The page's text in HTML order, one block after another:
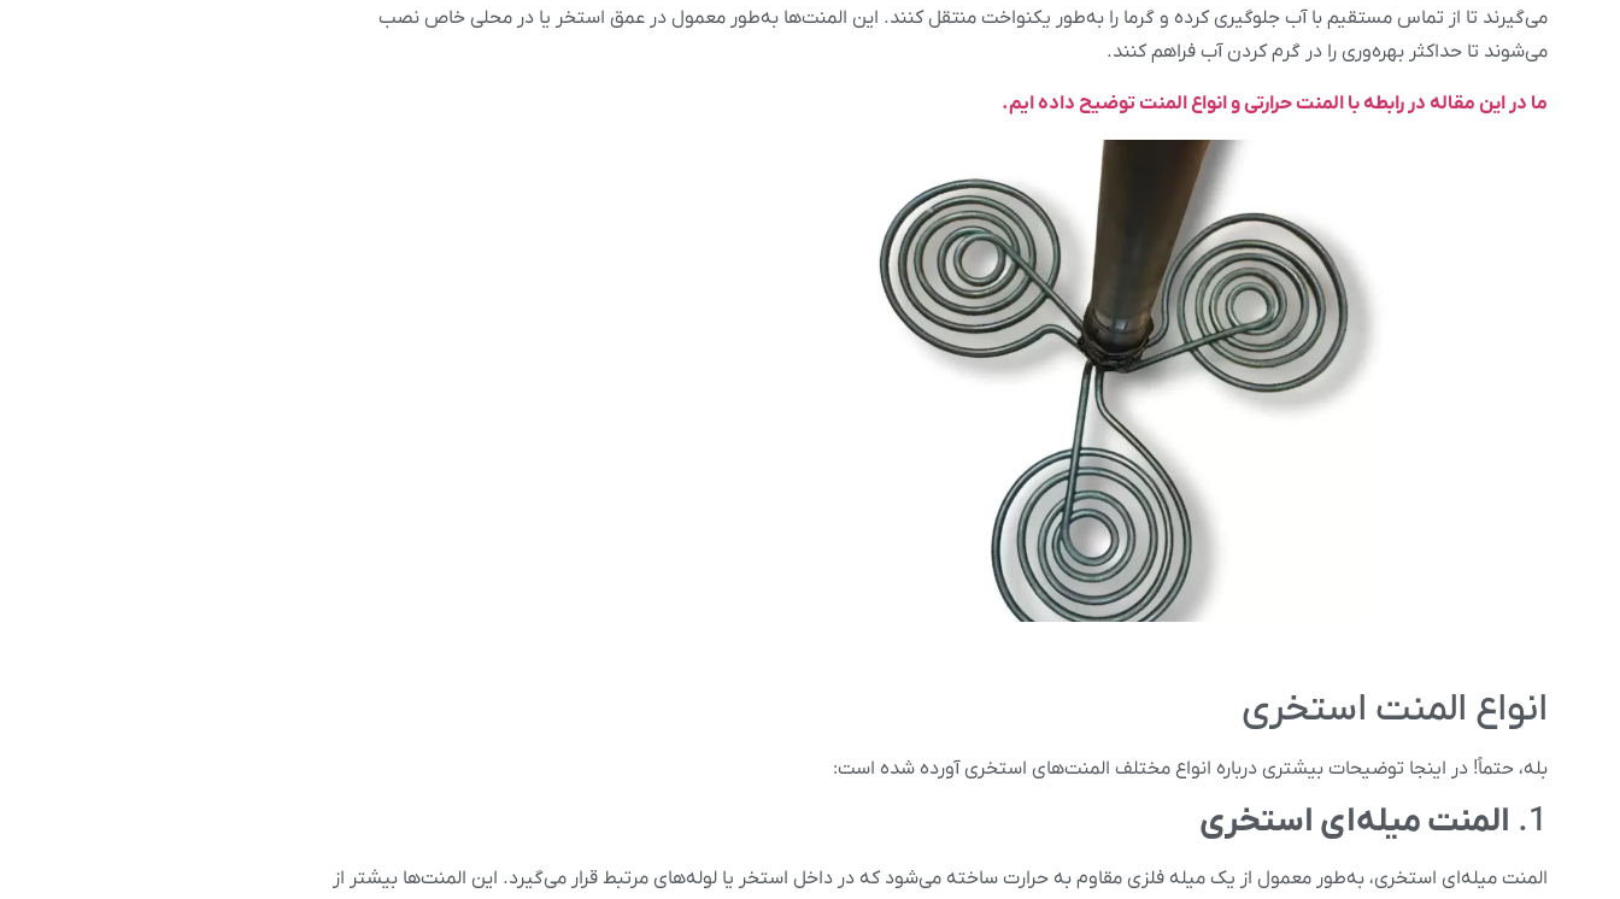
می‌گیرند تا از تماس مستقیم با آب جلوگیری کرده و گرما را به‌طور یکنواخت منتقل کنند. این المنت‌ها به‌طور معمول در عمق استخر یا در محلی خاص نصب
می‌شوند تا حداکثر بهره‌وری را در گرم کردن آب فراهم کنند.
ما در این مقاله در رابطه با المنت حرارتی و انواع المنت توضیح داده ایم.
انواع المنت استخری
بله، حتماً! در اینجا توضیحات بیشتری درباره انواع مختلف المنت‌های استخری آورده شده است:
1. المنت میله‌ای استخری
المنت میله‌ای استخری، به‌طور معمول از یک میله فلزی مقاوم به حرارت ساخته می‌شود که در داخل استخر یا لوله‌های مرتبط قرار می‌گیرد. این المنت‌ها بیشتر از